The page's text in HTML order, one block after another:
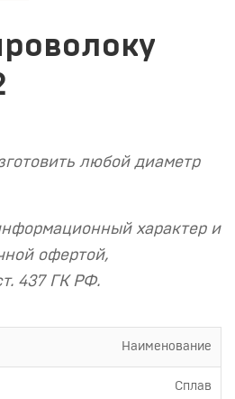
любой диаметр
характер и
офертой,
437 ГК РФ.
Наименование
Сплав